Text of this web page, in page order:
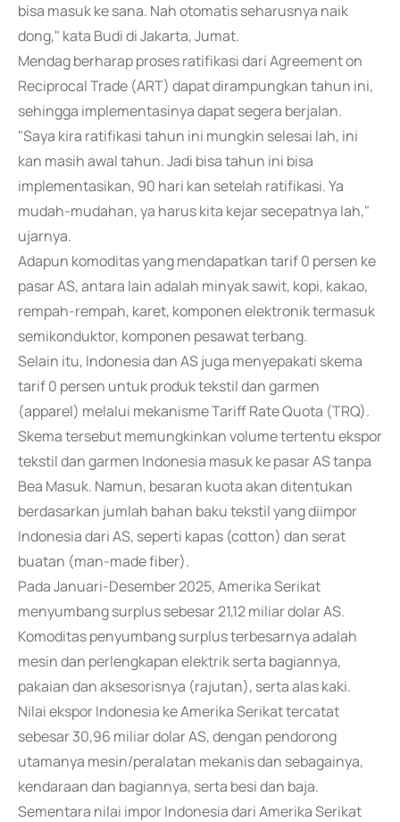
bisa masuk ke sana. Nah otomatis seharusnya naik
dong," kata Budi di Jakarta, Jumat.
Mendag berharap proses ratifikasi dari Agreement on
Reciprocal Trade (ART) dapat dirampungkan tahun ini,
sehingga implementasinya dapat segera berjalan.
"Saya kira ratifikasi tahun ini mungkin selesai lah, ini
kan masih awal tahun. Jadi bisa tahun ini bisa
implementasikan, 90 hari kan setelah ratifikasi. Ya
mudah-mudahan, ya harus kita kejar secepatnya lah,"
ujarnya.
Adapun komoditas yang mendapatkan tarif 0 persen ke
pasar AS, antara lain adalah minyak sawit, kopi, kakao,
rempah-rempah, karet, komponen elektronik termasuk
semikonduktor, komponen pesawat terbang.
Selain itu, Indonesia dan AS juga menyepakati skema
tarif 0 persen untuk produk tekstil dan garmen
(apparel) melalui mekanisme Tariff Rate Quota (TRQ).
Skema tersebut memungkinkan volume tertentu ekspor
tekstil dan garmen Indonesia masuk ke pasar AS tanpa
Bea Masuk. Namun, besaran kuota akan ditentukan
berdasarkan jumlah bahan baku tekstil yang diimpor
Indonesia dari AS, seperti kapas (cotton) dan serat
buatan (man-made fiber).
Pada Januari-Desember 2025, Amerika Serikat
menyumbang surplus sebesar 21,12 miliar dolar AS.
Komoditas penyumbang surplus terbesarnya adalah
mesin dan perlengkapan elektrik serta bagiannya,
pakaian dan aksesorisnya (rajutan), serta alas kaki.
Nilai ekspor Indonesia ke Amerika Serikat tercatat
sebesar 30,96 miliar dolar AS, dengan pendorong
utamanya mesin/peralatan mekanis dan sebagainya,
kendaraan dan bagiannya, serta besi dan baja.
Sementara nilai impor Indonesia dari Amerika Serikat